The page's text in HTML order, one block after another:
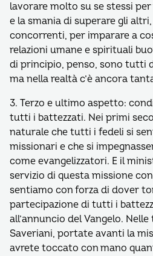
lavorare molto su se stessi
e la smania di superare gli
concorrenti, per imparare a
relazioni umane e spirituali
di principio, penso, sono tutti
ma nella realtà c’è ancora
3. Terzo e ultimo aspetto:
tutti i battezzati. Nei primi
naturale che tutti i fedeli si
missionari e che si
come evangelizzatori. E il
servizio di questa missione
sentiamo con forza di dover
partecipazione di tutti i
all’annuncio del Vangelo.
Saveriani, portate avanti la
avrete toccato con mano